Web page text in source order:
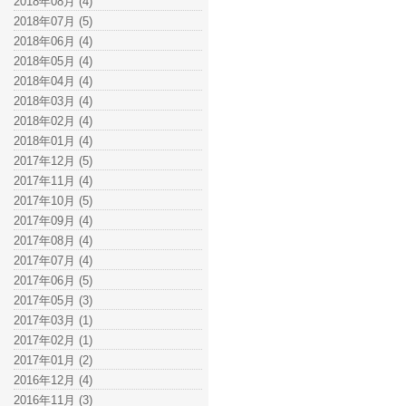
2018年07月 (5)
2018年06月 (4)
2018年05月 (4)
2018年04月 (4)
2018年03月 (4)
2018年02月 (4)
2018年01月 (4)
2017年12月 (5)
2017年11月 (4)
2017年10月 (5)
2017年09月 (4)
2017年08月 (4)
2017年07月 (4)
2017年06月 (5)
2017年05月 (3)
2017年03月 (1)
2017年02月 (1)
2017年01月 (2)
2016年12月 (4)
2016年11月 (3)